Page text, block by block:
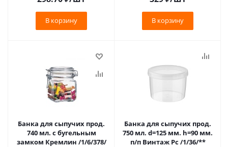
В корзину В корзину
Банка для сыпучих прод.
740 мл. с бугельным
замком Кремлин /1/6/378/
Банка для сыпучих прод.
750 мл. d=125 мм. h=90 мм.
п/п Винтаж Рс /1/36/**